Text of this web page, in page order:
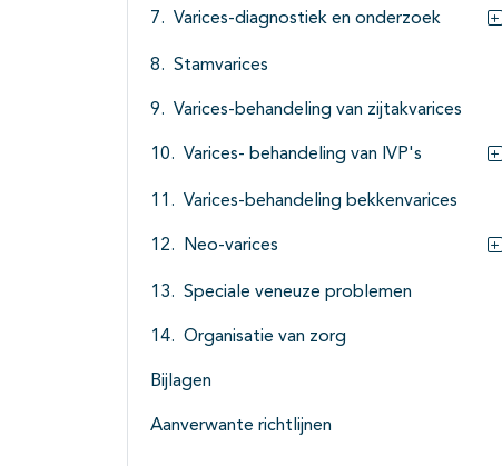
Varices-diagnostiek en onderzoek
Stamvarices
Varices-behandeling van zijtakvarices
Varices- behandeling van IVP's
Varices-behandeling bekkenvarices
Neo-varices
Speciale veneuze problemen
Organisatie van zorg
Bijlagen
Aanverwante richtlijnen